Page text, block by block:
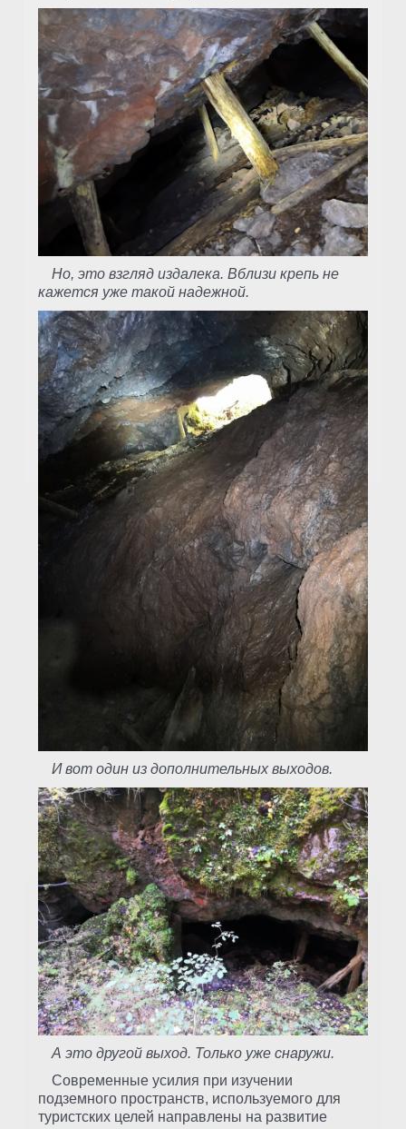
Но, это взгляд издалека. Вблизи крепь не
кажется уже такой надежной.
И вот один из дополнительных выходов.
А это другой выход. Только уже снаружи.
Современные усилия при изучении
подземного пространств, используемого для
туристских целей направлены на развитие